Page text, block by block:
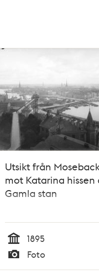
Utsikt från
mot Katarina hissen
Gamla stan
Tid
1895
Typ
Foto